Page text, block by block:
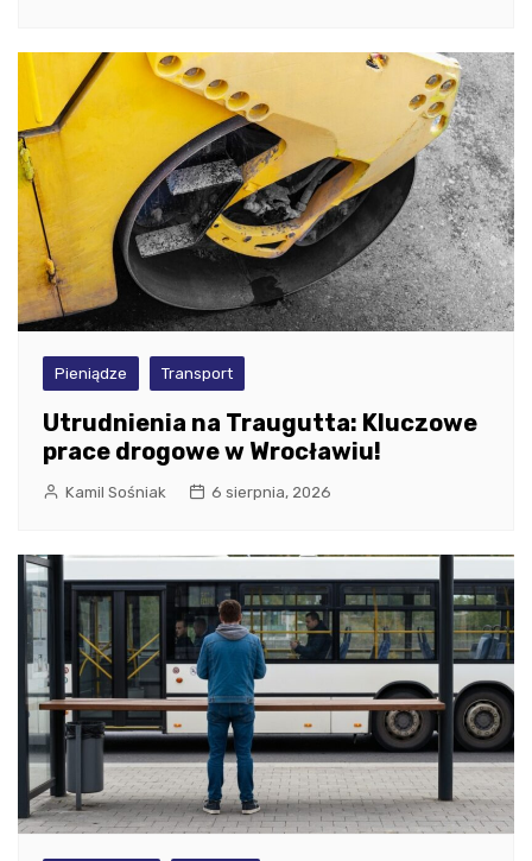
Pieniądze Transport
Utrudnienia na Traugutta: Kluczowe
prace drogowe w Wrocławiu!
Kamil Sośniak 6 sierpnia, 2026